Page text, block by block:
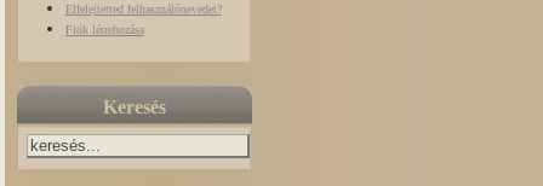
Elfelejtetted felhasználónevedet?
Fiók létrehozása
Keresés